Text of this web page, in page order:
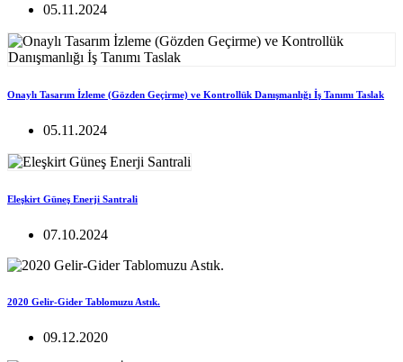
05.11.2024
Onaylı Tasarım İzleme (Gözden Geçirme) ve Kontrollük Danışmanlığı İş Tanımı Taslak
05.11.2024
Eleşkirt Güneş Enerji Santrali
07.10.2024
2020 Gelir-Gider Tablomuzu Astık.
09.12.2020